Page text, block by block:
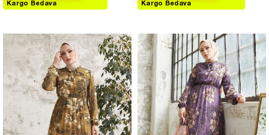
Kargo Bedava Kargo Bedava